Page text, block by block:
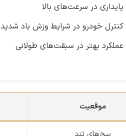
پایداری در سرعت‌های بالا
کنترل خودرو در شرایط وزش باد شدید
عملکرد بهتر در سبقت‌های طولانی
موقعیت